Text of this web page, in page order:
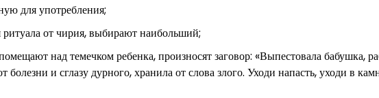
для употребления;
ритуала от чирия, выбирают наибольший;
над темечком ребенка, произносят заговор: «Выпестовала бабушка,
и сглазу дурного, хранила от слова злого. Уходи напасть, уходи в